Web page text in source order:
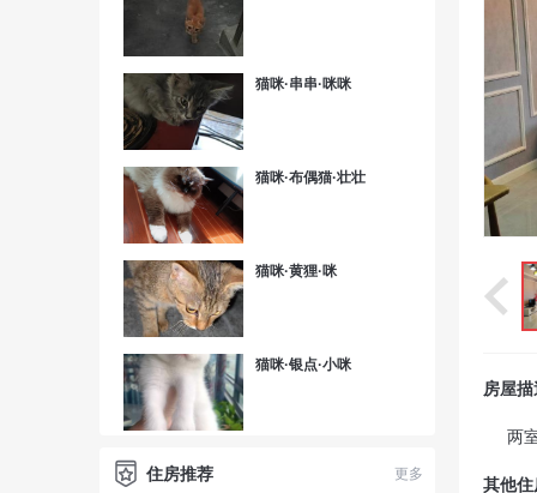
猫咪·串串·咪咪
猫咪·布偶猫·壮壮
猫咪·黄狸·咪
猫咪·银点·小咪
住房推荐 更多
房屋
两
其他住